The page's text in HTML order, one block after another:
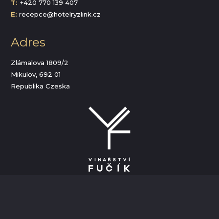
T: +420 770 139 407
E: recepce@hotelryzlink.cz
Adres
Zlámalova 1809/2
Mikulov, 692 01
Republika Czeska